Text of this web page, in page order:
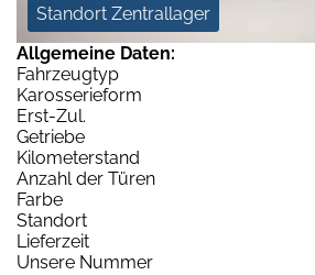
Standort Zentrallager
Allgemeine Daten:
Fahrzeugtyp
Karosserieform
Erst-Zul.
Getriebe
Kilometerstand
Anzahl der Türen
Farbe
Standort
Lieferzeit
Unsere Nummer